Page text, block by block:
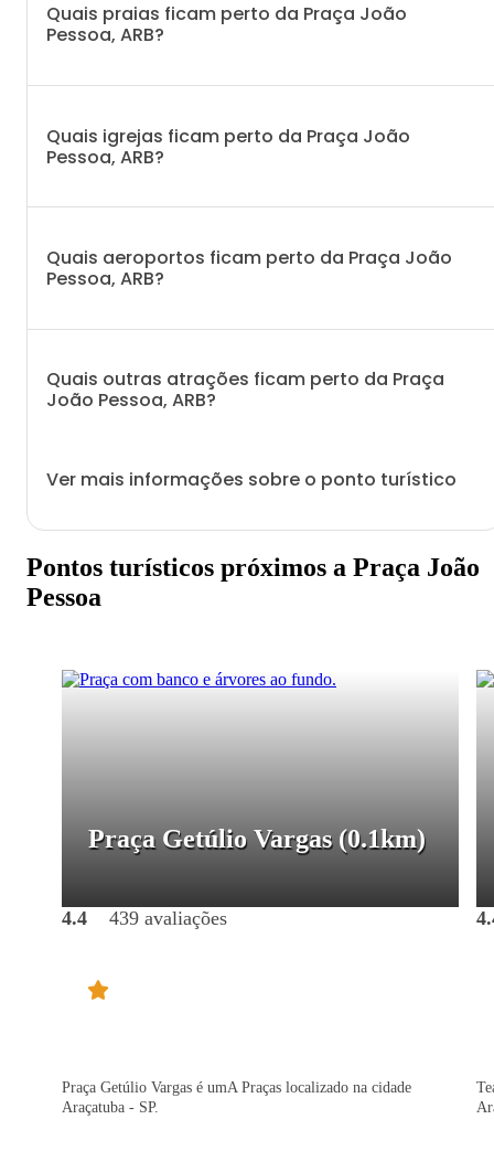
Quais praias ficam perto da Praça João
Pessoa, ARB?
Quais igrejas ficam perto da Praça João
Pessoa, ARB?
Quais aeroportos ficam perto da Praça João
Pessoa, ARB?
Quais outras atrações ficam perto da Praça
João Pessoa, ARB?
Ver mais informações sobre o ponto turístico
Pontos turísticos próximos a Praça João
Pessoa
Praça Getúlio Vargas (0.1km)
4.4 439 avaliações
Praça Getúlio Vargas é umA Praças localizado na cidade
Araçatuba - SP.